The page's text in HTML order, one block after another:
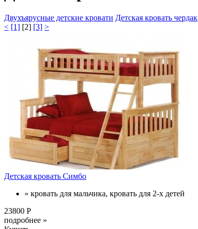
Двухъярусные детские кровати Детская кровать чердак
< [1] [2] [3] >
Детская кровать Симбо
» кровать для мальчика, кровать для 2-х детей
23800 Р
подробнее »